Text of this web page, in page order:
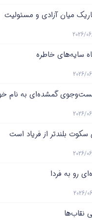
میان آزادی و مسئولیت
2026/
سایه‌های خاطره
2026/
گمشده‌ای به نام
2026/
سکوت بلندتر از فریاد است
2026/
رو به فردا
2026/
نقاب‌ها